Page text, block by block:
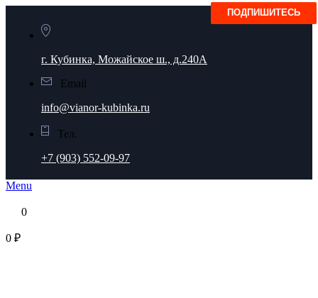
г. Кубинка, Можайское ш., д.240А
Email
info@vianor-kubinka.ru
Тел.
+7 (903) 552-09-97
Menu
0
0 ₽